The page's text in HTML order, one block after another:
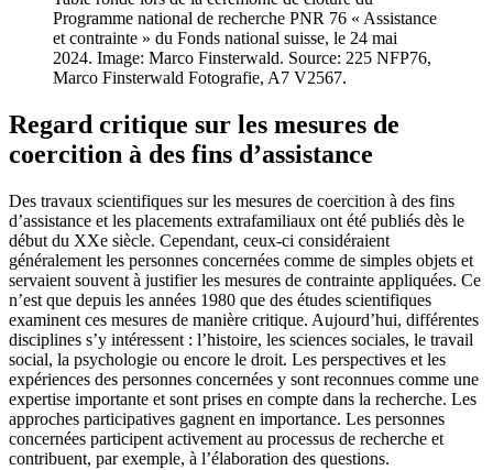
Programme national de recherche PNR 76 « Assistance
et contrainte » du Fonds national suisse, le 24 mai
2024. Image: Marco Finsterwald. Source: 225 NFP76,
Marco Finsterwald Fotografie, A7 V2567.
Regard critique sur les mesures de
coercition à des fins d’assistance
Des travaux scientifiques sur les mesures de coercition à des fins
d’assistance et les placements extrafamiliaux ont été publiés dès le
début du XXe siècle. Cependant, ceux-ci considéraient
généralement les personnes concernées comme de simples objets et
servaient souvent à justifier les mesures de contrainte appliquées. Ce
n’est que depuis les années 1980 que des études scientifiques
examinent ces mesures de manière critique. Aujourd’hui, différentes
disciplines s’y intéressent : l’histoire, les sciences sociales, le travail
social, la psychologie ou encore le droit. Les perspectives et les
expériences des personnes concernées y sont reconnues comme une
expertise importante et sont prises en compte dans la recherche. Les
approches participatives gagnent en importance. Les personnes
concernées participent activement au processus de recherche et
contribuent, par exemple, à l’élaboration des questions.